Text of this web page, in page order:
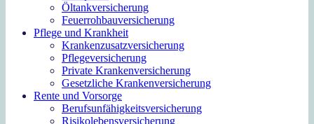
Öltankversicherung
Feuerrohbauversicherung
Pflege und Krankheit
Krankenzusatzversicherung
Pflegeversicherung
Private Krankenversicherung
Gesetzliche Krankenversicherung
Rente und Vorsorge
Berufs­unfähigkeitsversicherung
Risikolebensversicherung